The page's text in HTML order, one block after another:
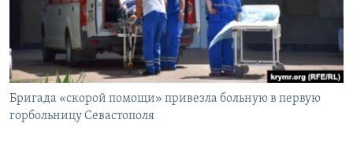
ПОБЕДИТЕЛЕЙ НЕ СУДЯТ?
КРЫМ.НЕПОКОРЕННЫЙ
ELIFBE
УКРАИНСКАЯ ПРОБЛЕМА КРЫМА
ПРИСОЕДИНЯЙТЕСЬ!
Все сайты RFE/RL
Бригада «скорой помощи» привезла больную в первую
горбольницу Севастополя